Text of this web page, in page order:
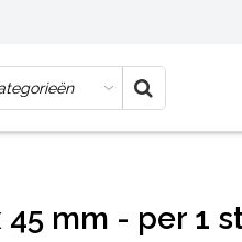
mm - per 1